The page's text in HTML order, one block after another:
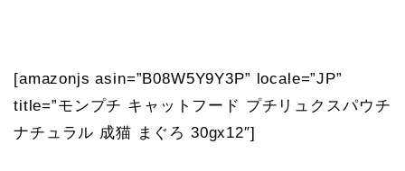
[amazonjs asin=”B08W5Y9Y3P” locale=”JP”
title=”モンプチ キャットフード プチリュクスパウチ
ナチュラル 成猫 まぐろ 30gx12″]